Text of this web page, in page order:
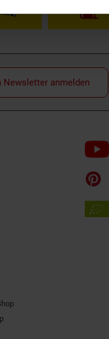
Newsletter anmelden
Folge
uns
auf